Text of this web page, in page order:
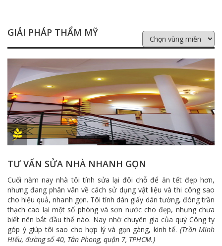
GIẢI PHÁP THẨM MỸ
TƯ VẤN SỬA NHÀ NHANH GỌN
Cuối năm nay nhà tôi tính sửa lại đôi chỗ để ăn tết đẹp hơn,
nhưng đang phân vân về cách sử dụng vật liệu và thi công sao
cho hiệu quả, nhanh gọn. Tôi tính dán giấy dán tường, đóng trần
thạch cao lại một số phòng và sơn nước cho đẹp, nhưng chưa
biết nên bắt đầu thế nào. Nay nhờ chuyên gia của quý Công ty
góp ý giúp tôi sao cho hợp lý và gọn gàng, kinh tế. (Trần Minh
Hiếu, đường số 40, Tân Phong, quận 7, TPHCM.)